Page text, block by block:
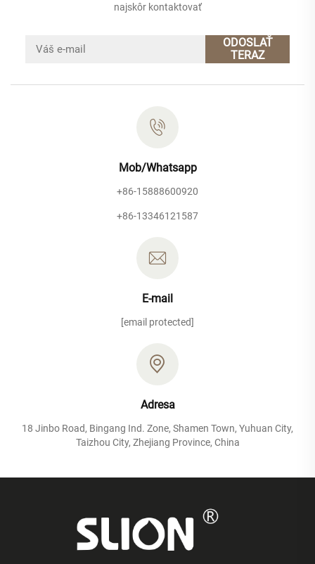
najskôr kontaktovať
ODOSLAŤ
TERAZ
Mob/Whatsapp
+86-15888600920
+86-13346121587
E-mail
[email protected]
Adresa
18 Jinbo Road, Bingang Ind. Zone, Shamen Town, Yuhuan City,
Taizhou City, Zhejiang Province, China